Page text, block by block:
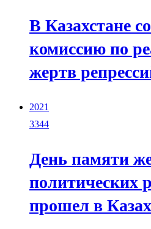
В Казахстане
комиссию по
жертв
2021
3344
День памяти
политических
прошел в